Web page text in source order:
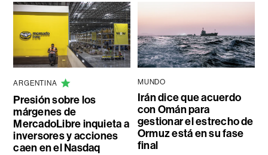
ARGENTINA
Presión sobre los
márgenes de
MercadoLibre inquieta a
inversores y acciones
caen en el Nasdaq
MUNDO
Irán dice que acuerdo
con Omán para
gestionar el estrecho de
Ormuz está en su fase
final